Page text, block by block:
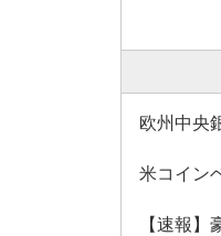
欧州中央
米コイン
【速報